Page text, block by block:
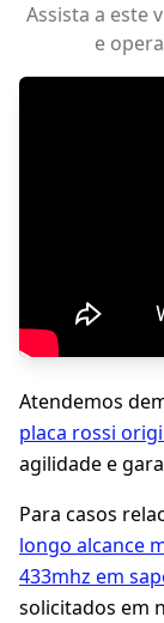
Assista a este
e
Atendemos
placa rossi
agilidade e
Para casos
longo alcance
433mhz em
solicitados em